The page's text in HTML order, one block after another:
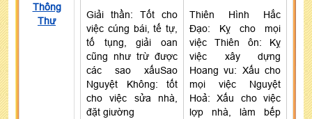
Thông
Thư
Giải thần: Tốt cho
việc cúng bái, tế tự,
tố tụng, giải oan
cũng như trừ được
các sao xấuSao
Nguyệt Không: tốt
cho việc sửa nhà,
đặt giường
Thiên Hình Hắc
Đạo: Kỵ cho mọi
việc Thiên ôn: Kỵ
việc xây dựng
Hoang vu: Xấu cho
mọi việc Nguyệt
Hoả: Xấu cho việc
lợp nhà, làm bếp